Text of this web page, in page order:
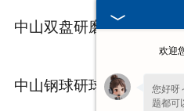
中山钢球研球机的操作注
欢迎
您好呀
题都可